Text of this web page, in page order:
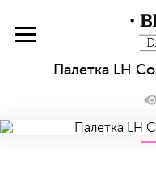
Палетка LH